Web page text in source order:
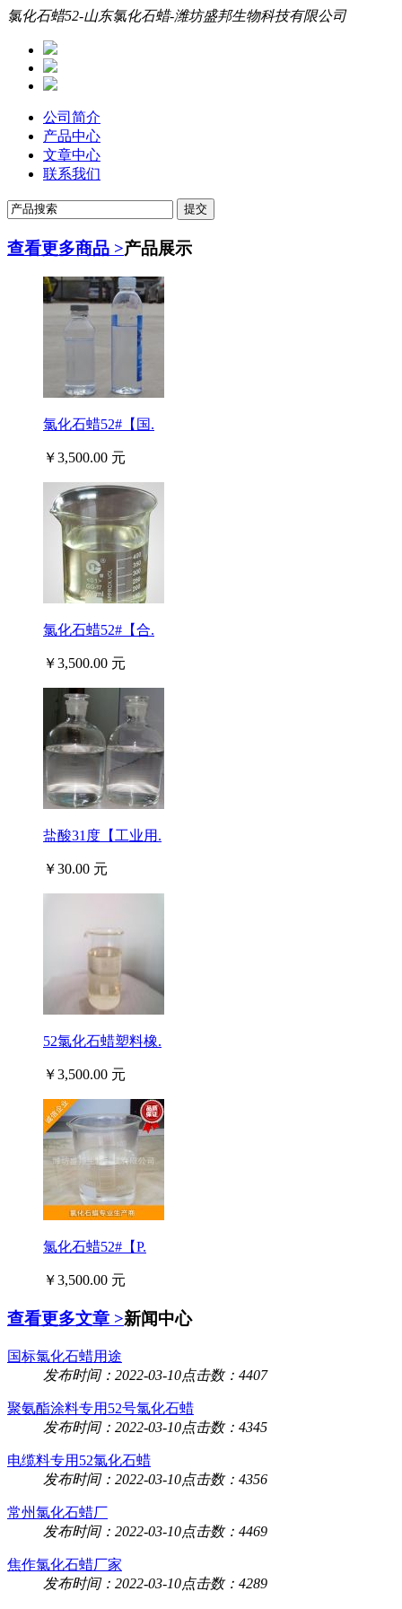
氯化石蜡52-山东氯化石蜡-潍坊盛邦生物科技有限公司
公司简介
产品中心
文章中心
联系我们
查看更多商品 >产品展示
氯化石蜡52#【国.
￥3,500.00 元
氯化石蜡52#【合.
￥3,500.00 元
盐酸31度【工业用.
￥30.00 元
52氯化石蜡塑料橡.
￥3,500.00 元
氯化石蜡52#【P.
￥3,500.00 元
查看更多文章 >新闻中心
国标氯化石蜡用途
发布时间：2022-03-10点击数：4407
聚氨酯涂料专用52号氯化石蜡
发布时间：2022-03-10点击数：4345
电缆料专用52氯化石蜡
发布时间：2022-03-10点击数：4356
常州氯化石蜡厂
发布时间：2022-03-10点击数：4469
焦作氯化石蜡厂家
发布时间：2022-03-10点击数：4289